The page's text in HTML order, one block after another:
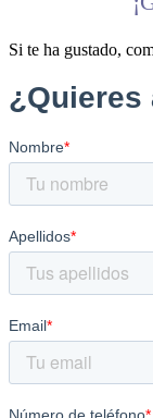
Si te ha gustado,